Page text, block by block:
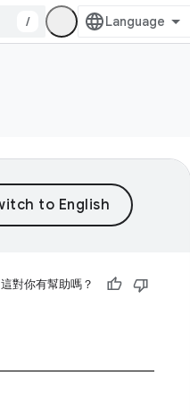
/
這對你有幫助嗎？